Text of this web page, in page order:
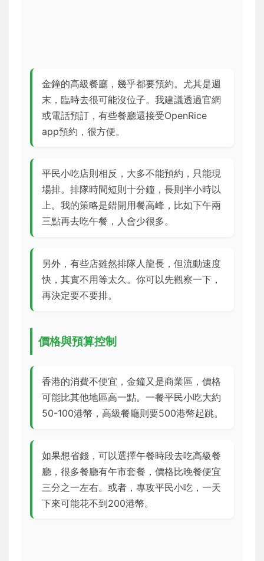
金鐘的高級餐廳，幾乎都要預約。尤其是週
末，臨時去很可能沒位子。我建議透過官網
或電話預訂，有些餐廳還接受OpenRice
app預約，很方便。
平民小吃店則相反，大多不能預約，只能現
場排。排隊時間短則十分鐘，長則半小時以
上。我的策略是錯開用餐高峰，比如下午兩
三點再去吃午餐，人會少很多。
另外，有些店雖然排隊人龍長，但流動速度
快，其實不用等太久。你可以先觀察一下，
再決定要不要排。
價格與預算控制
香港的消費不便宜，金鐘又是商業區，價格
可能比其他地區高一點。一餐平民小吃大約
50-100港幣，高級餐廳則要500港幣起跳。
如果想省錢，可以選擇午餐時段去吃高級餐
廳，很多餐廳有午市套餐，價格比晚餐便宜
三分之一左右。或者，專攻平民小吃，一天
下來可能花不到200港幣。